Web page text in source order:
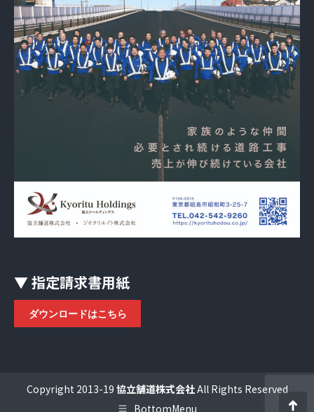
▼ 指定請求書用紙
ダウンロードはこちら
Copyright 2013-19 協立舗道株式会社All Rights Reserved
BottomMenu